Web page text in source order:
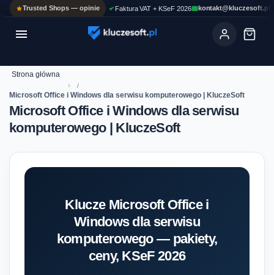
Trusted Shops — opinie Faktura VAT + KSeF 2026 kontakt@kluczesoft.pl

Strona główna
›
Microsoft Office i Windows dla serwisu komputerowego | KluczeSoft
Microsoft Office i Windows dla serwisu
komputerowego | KluczeSoft
Klucze Microsoft Office i
Windows dla serwisu
komputerowego — pakiety,
ceny, KSeF 2026
ASYSTENT AI